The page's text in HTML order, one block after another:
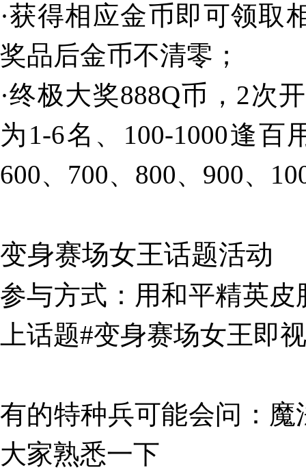
·获得相应金币即可领取
奖品后金币不清零；
·终极大奖888Q币，2次
为1-6名、100-1000逢百
600、700、800、900、
变身赛场女王话题活动
参与方式： 用和平精英
上话题#变身赛场女王即
有的特种兵可能会问： 魔
大家熟悉一下